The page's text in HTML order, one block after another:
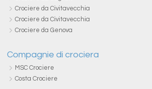
Crociere da Civitavecchia
Crociere da Civitavecchia
Crociere da Genova
Compagnie di crociera
MSC Crociere
Costa Crociere